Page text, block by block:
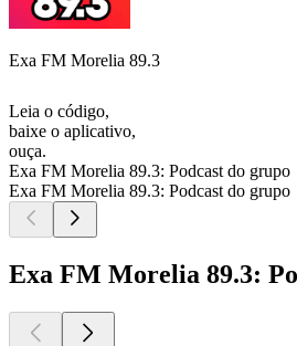
Exa FM Morelia 89.3
Leia o código,
baixe o aplicativo,
ouça.
Exa FM Morelia 89.3: Podcast do grupo
Exa FM Morelia 89.3: Podcast do grupo
Exa FM Morelia 89.3: